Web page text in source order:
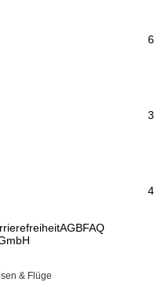
6
3
4
AGBFAQ